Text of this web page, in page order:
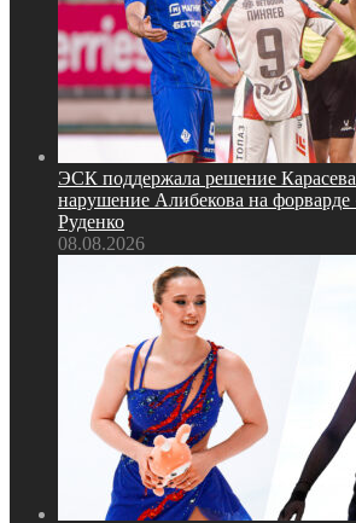
ЭСК поддержала решение
нарушение Алибекова на форварде
Руденко
08.08.2026